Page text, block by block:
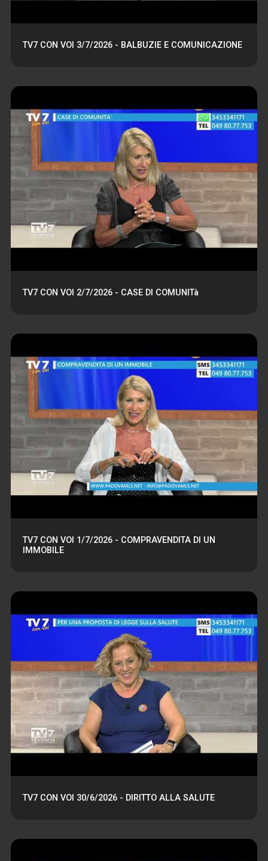
TV7 CON VOI 3/7/2026 - BALBUZIE E COMUNICAZIONE
TV7 CON VOI 2/7/2026 - CASE DI COMUNITà
TV7 CON VOI 1/7/2026 - COMPRAVENDITA DI UN
IMMOBILE
TV7 CON VOI 30/6/2026 - DIRITTO ALLA SALUTE